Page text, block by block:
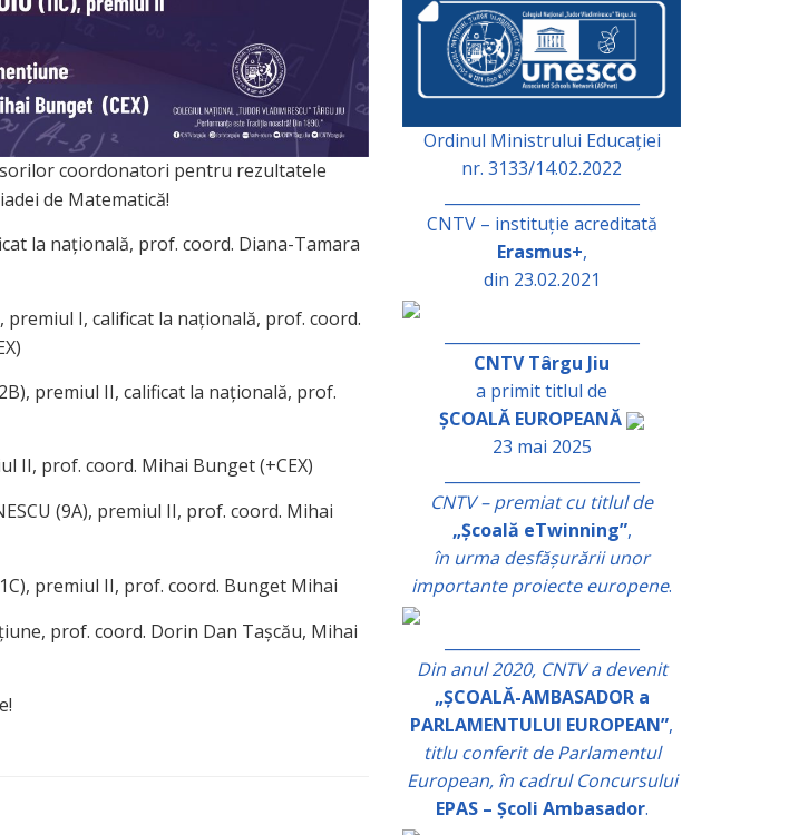
coordonatori pentru rezultatele
de Matematică!
la națională, prof. coord. Diana-Tamara
premiul I, calificat la națională, prof. coord.
premiul II, calificat la națională, prof.
II, prof. coord. Mihai Bunget (+CEX)
(9A), premiul II, prof. coord. Mihai
premiul II, prof. coord. Bunget Mihai
prof. coord. Dorin Dan Taşcău, Mihai
Ordinul Ministrului Educației
nr. 3133/14.02.2022
CNTV – instituție acreditată
Erasmus+,
din 23.02.2021
CNTV Târgu Jiu
a primit titlul de
ȘCOALĂ EUROPEANĂ
23 mai 2025
CNTV – premiat cu titlul de
„Școală eTwinning”,
în urma desfășurării unor
importante proiecte europene.
Din anul 2020, CNTV a devenit
„ȘCOALĂ-AMBASADOR a
PARLAMENTULUI EUROPEAN”,
titlu conferit de Parlamentul
European, în cadrul Concursului
EPAS – Școli Ambasador.